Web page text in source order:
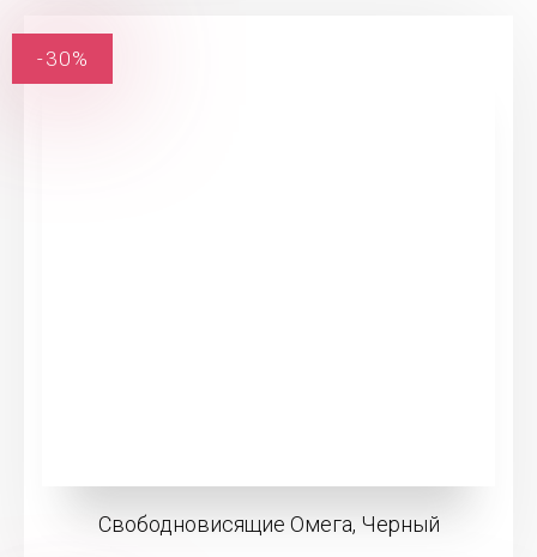
Свободновисящие Омега, Черный
-30%